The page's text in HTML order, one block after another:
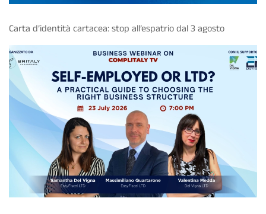
Carta d’identità cartacea: stop all’espatrio dal 3 agosto